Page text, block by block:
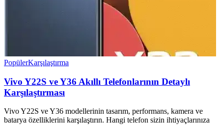
PopülerKarşılaştırma
Vivo Y22S ve Y36 Akıllı Telefonlarının Detaylı
Karşılaştırması
Vivo Y22S ve Y36 modellerinin tasarım, performans, kamera ve
batarya özelliklerini karşılaştırın. Hangi telefon sizin ihtiyaçlarınıza